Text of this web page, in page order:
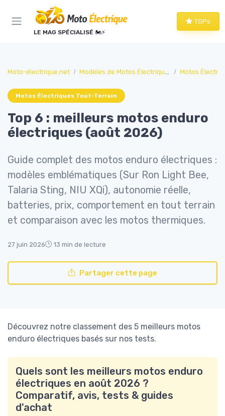
LE MAG SPÉCIALISÉ 🏍️⚡
TOPs
Moto-électrique.net Modèles de Motos Électriques Motos
Motos Électriques Tout-Terrain
Top 6 : meilleurs motos enduro
électriques (août 2026)
Guide complet des motos enduro électriques :
modèles emblématiques (Sur Ron Light Bee,
Talaria Sting, NIU XQi), autonomie réelle,
batteries, prix, comportement en tout terrain
et comparaison avec les motos thermiques.
27 juin 2026 13 min de lecture
Partager cette page
Découvrez notre classement des 5 meilleurs motos
enduro électriques basés sur nos tests.
Quels sont les meilleurs motos enduro
électriques en août 2026 ?
Comparatif, avis, tests & guides
d'achat
Panneau de gestion des cookies